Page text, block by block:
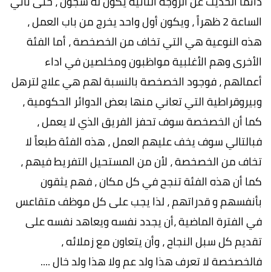
الساعة 2 ظهراً ، ويكون أول واحد يخرج من باب العمل ،
هذه النوعية هي التي تخاف من الخصخصة ، أما الفئة
الأخرى وهم الأغلبية مواظبون ومخلصين في اداء
أعمالهم ، فوجود الخصخصة بالنسبة لهم هي علاج لترهل
وبيروقراطية التي تعاني منها بعض الدوائر الحكومية ،
كما أن الخصخصة سوف تحفز الفريق الذي لا يعمل ،
فبالتالي سوف يخف عليهم العمل ، هذه الفئة طبعاً لا
تخاف من الخصخصة ، لأن من المستحيل التفريط فيهم ،
كما أن هذه الفئة تنجح في كل مكان ، فهم يثقون
بأنفسهم و قدراتهم ، لذا يجب على كل موظف متقاعس
في الفترة الماضية ،أن يجدد نفسه ويعاهد نفسه على
تقديم كل سبل النجاح ، وأن يتعاون مع زملائه ،
فالخصخصة لا تعرف هذا ولد عم ولا هذا ولد خال ....